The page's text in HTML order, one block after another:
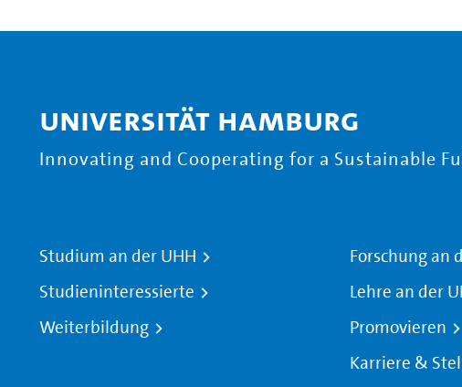
Universität Hamburg
Innovating and Cooperating for a Sustainable
Studium an der UHH
Studieninteressierte
Weiterbildung
Forschung an
Lehre an der
Promovieren
Karriere &